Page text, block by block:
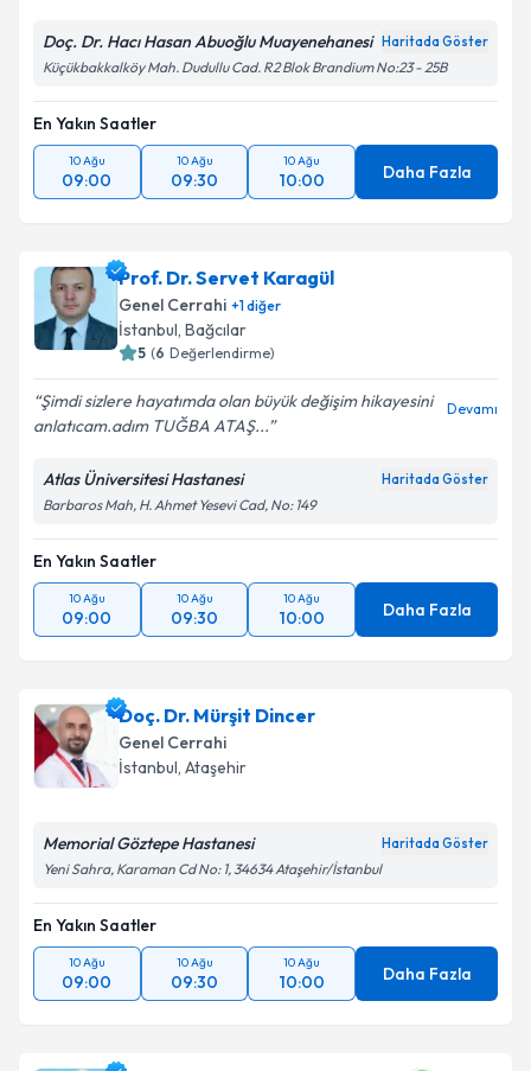
Doç. Dr. Hacı Hasan Abuoğlu Muayenehanesi Haritada Göster
Küçükbakkalköy Mah. Dudullu Cad. R2 Blok Brandium No:23 - 25B
En Yakın Saatler
10 Ağu
09:00
10 Ağu
09:30
10 Ağu
10:00 Daha Fazla
Prof. Dr. Servet Karagül
Genel Cerrahi +1diğer
İstanbul, Bağcılar
5 (6 Değerlendirme)
Şimdi sizlere hayatımda olan büyük değişim hikayesini
anlatıcam.adım TUĞBA ATAŞ...
Devamı
Atlas Üniversitesi Hastanesi Haritada Göster
Barbaros Mah, H. Ahmet Yesevi Cad, No: 149
En Yakın Saatler
10 Ağu
09:00
10 Ağu
09:30
10 Ağu
10:00 Daha Fazla
Doç. Dr. Mürşit Dincer
Genel Cerrahi
İstanbul, Ataşehir
Memorial Göztepe Hastanesi Haritada Göster
Yeni Sahra, Karaman Cd No: 1, 34634 Ataşehir/İstanbul
En Yakın Saatler
10 Ağu
09:00
10 Ağu
09:30
10 Ağu
10:00 Daha Fazla